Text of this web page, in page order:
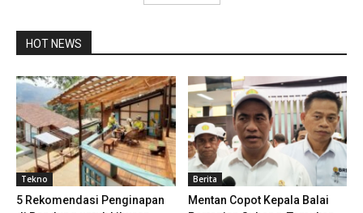
HOT NEWS
Tekno
5 Rekomendasi Penginapan
Berita
Mentan Copot Kepala Balai